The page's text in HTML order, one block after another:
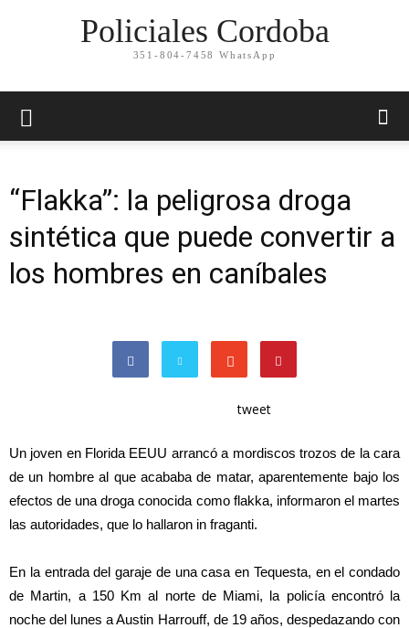
Policiales Cordoba
351-804-7458 WhatsApp
“Flakka”: la peligrosa droga
sintética que puede convertir a
los hombres en caníbales
tweet
Un joven en Florida EEUU arrancó a mordiscos trozos de la cara
de un hombre al que acababa de matar, aparentemente bajo los
efectos de una droga conocida como flakka, informaron el martes
las autoridades, que lo hallaron in fraganti.
En la entrada del garaje de una casa en Tequesta, en el condado
de Martin, a 150 Km al norte de Miami, la policía encontró la
noche del lunes a Austin Harrouff, de 19 años, despedazando con